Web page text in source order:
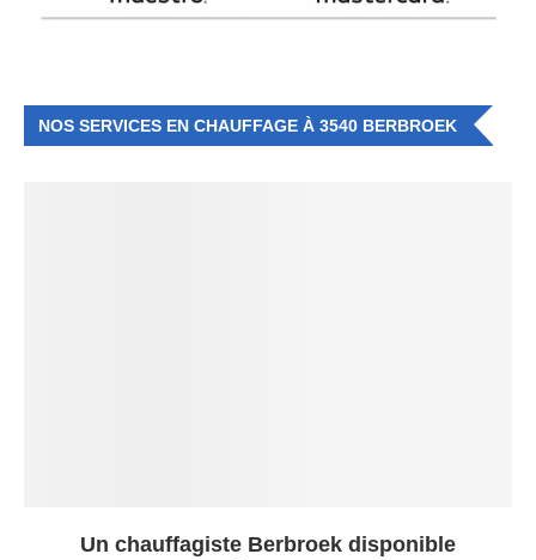
NOS SERVICES EN CHAUFFAGE À 3540 BERBROEK
Un chauffagiste Berbroek disponible